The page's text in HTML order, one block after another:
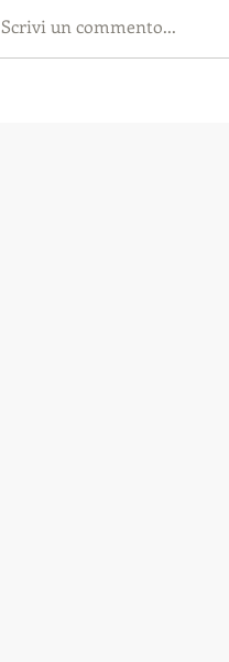
Scrivi un commento...